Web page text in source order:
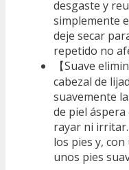
desgaste y
simplemente
deje secar
repetido no
【Suave
cabezal de
suavemente
de piel
rayar ni
los pies y,
unos pies